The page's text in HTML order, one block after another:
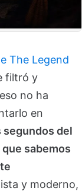
The Legend
filtró y
no ha
en
segundos del
sabemos
y moderno,